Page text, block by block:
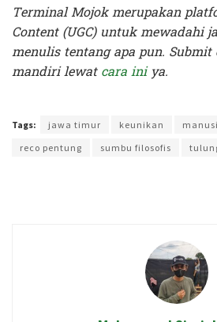
Terminal Mojok merupakan
Content (UGC) untuk mewadahi
menulis tentang apa pun. Submit
mandiri lewatcara iniya.
Tags: jawa timur keunikan
reco pentung
sumbu filosofis